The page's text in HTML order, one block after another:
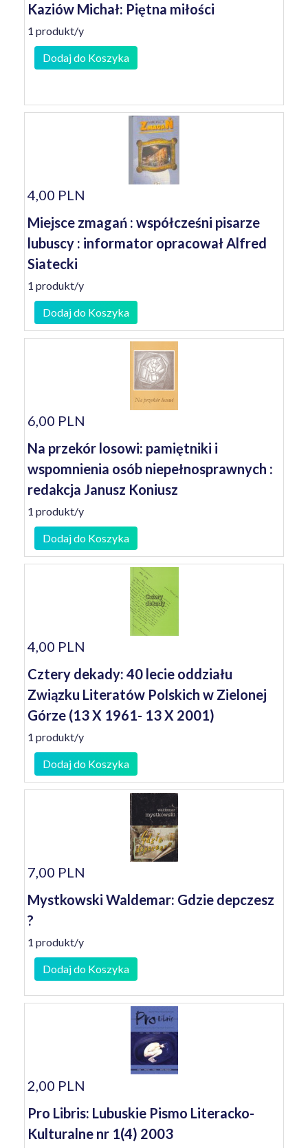
Kaziów Michał: Piętna miłości
1 produkt/y
Dodaj do Koszyka
4,00 PLN
Miejsce zmagań : współcześni pisarze
lubuscy : informator opracował Alfred
Siatecki
1 produkt/y
Dodaj do Koszyka
6,00 PLN
Na przekór losowi: pamiętniki i
wspomnienia osób niepełnosprawnych :
redakcja Janusz Koniusz
1 produkt/y
Dodaj do Koszyka
4,00 PLN
Cztery dekady: 40 lecie oddziału
Związku Literatów Polskich w Zielonej
Górze (13 X 1961- 13 X 2001)
1 produkt/y
Dodaj do Koszyka
7,00 PLN
Mystkowski Waldemar: Gdzie depczesz
?
1 produkt/y
Dodaj do Koszyka
2,00 PLN
Pro Libris: Lubuskie Pismo Literacko-
Kulturalne nr 1(4) 2003